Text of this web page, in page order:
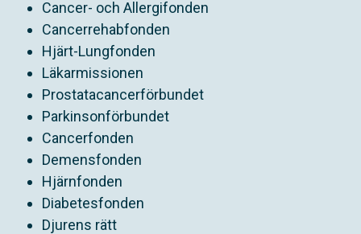
Cancer- och Allergifonden
Cancerrehabfonden
Hjärt-Lungfonden
Läkarmissionen
Prostatacancerförbundet
Parkinsonförbundet
Cancerfonden
Demensfonden
Hjärnfonden
Diabetesfonden
Djurens rätt